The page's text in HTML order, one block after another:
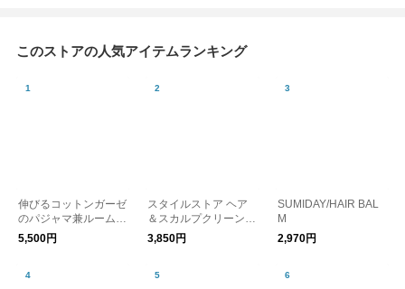
このストアの人気アイテムランキング
伸びるコットンガーゼ
のパジャマ兼ルームウ
ェア 接触冷感パンツ
レディース
5,500円
スタイルストア ヘア
＆スカルプクリーンブ
ラシ
3,850円
SUMIDAY/HAIR BAL
M
2,970円